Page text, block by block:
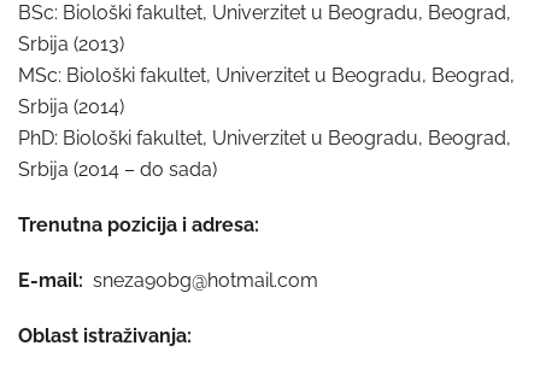
BSc: Biološki fakultet, Univerzitet u Beogradu, Beograd,
Srbija (2013)
MSc: Biološki fakultet, Univerzitet u Beogradu, Beograd,
Srbija (2014)
PhD: Biološki fakultet, Univerzitet u Beogradu, Beograd,
Srbija (2014 – do sada)
Trenutna pozicija i adresa:
E-mail: sneza90bg@hotmail.com
Oblast istraživanja: